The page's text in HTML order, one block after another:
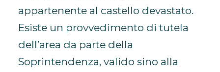
appartenente al castello devastato.
Esiste un provvedimento di tutela
dell’area da parte della
Soprintendenza, valido sino alla